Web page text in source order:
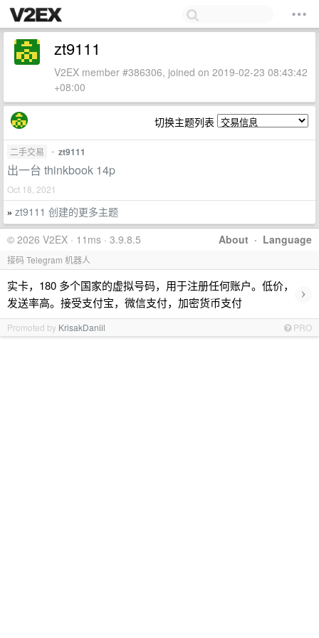
zt9111
V2EX member #386306, joined on 2019-02-23 08:43:42
+08:00
切换主题列表
二手交易 • zt9111
出一台 thinkbook 14p
Oct 18, 2021
» zt9111 创建的更多主题
About · Language
© 2026 V2EX · 11ms · 3.9.8.5
接码 Telegram 机器人
实卡，180 多个国家的虚拟号码，用于注册任何账户。低价，
发送率高。接受支付宝，微信支付，加密货币支付
›
Promoted by KrisakDaniil PRO